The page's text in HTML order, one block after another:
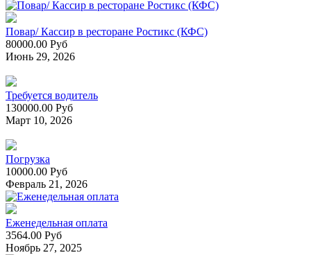
Повар/ Кассир в ресторане Ростикс (КФС)
80000.00 Руб
Июнь 29, 2026
Требуется водитель
130000.00 Руб
Март 10, 2026
Погрузка
10000.00 Руб
Февраль 21, 2026
Еженедельная оплата
3564.00 Руб
Ноябрь 27, 2025